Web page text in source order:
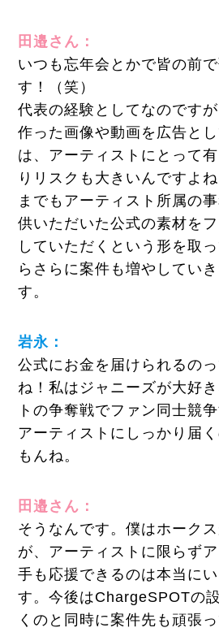
田邉さん：
いつも忘年会とかで皆の前
す！（笑）
代表の経験としてなのです
作った画像や動画を広告と
は、アーティストにとって
りリスクも大きいんですよ
までもアーティスト所属の
供いただいた公式の素材を
していただくという形を取
らさらに案件も増やしてい
す。
岩永：
公式にお金を届けられるの
ね！私はジャニーズが大好
トの争奪戦でファン同士競
アーティストにしっかり届
もんね。
田邉さん：
そうなんです。僕はホーク
が、アーティストに限らず
手も応援できるのは本当に
す。今後はChargeSPOTの
くのと同時に案件先も頑張